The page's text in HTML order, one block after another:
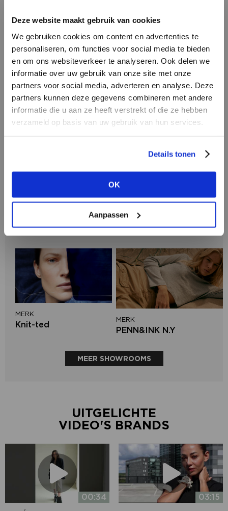
Deze website maakt gebruik van cookies
We gebruiken cookies om content en advertenties te
personaliseren, om functies voor social media te bieden
en om ons websiteverkeer te analyseren. Ook delen we
informatie over uw gebruik van onze site met onze
partners voor social media, adverteren en analyse. Deze
partners kunnen deze gegevens combineren met andere
informatie die u aan ze heeft verstrekt of die ze hebben
verzameld op basis van uw gebruik van hun services.
Details tonen
OK
Aanpassen
INLOGGEN
Wachtwoord
INLOGGEN
NOG GEEN ACCOUNT?
MERK
Mos Mosh
Harper & Yve
MERK
MERK
Lofty Manner
MERK
Knit-ted
MERK
PENN&INK N.Y
MEER SHOWROOMS
UITGELICHTE
VIDEO'S BRANDS
00:34
03:15